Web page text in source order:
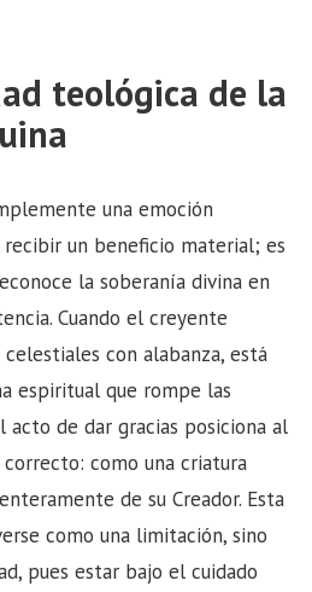
teológica de la
una emoción
recibir un beneficio material; es
la soberanía divina en
Cuando el creyente
con alabanza, está
espiritual que rompe las
acto de dar gracias posiciona al
como una criatura
de su Creador. Esta
como una limitación, sino
pues estar bajo el cuidado